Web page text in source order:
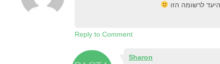
לרשומה הזו
Reply to Comment
Sharon